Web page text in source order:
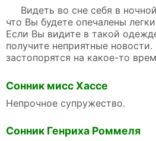
Видеть во сне себя в
что Вы будете опечалены
Если Вы видите в такой
получите неприятные
застопорятся на какое-то
Сонник мисс Хассе
Непрочное супружество.
Сонник Генриха Роммеля